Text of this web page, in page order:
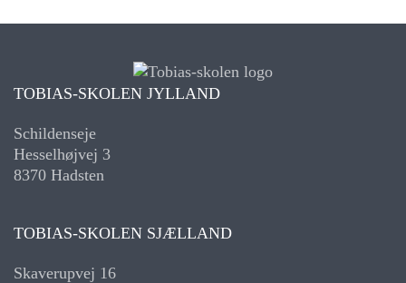
TOBIAS-SKOLEN JYLLAND
Schildenseje
Hesselhøjvej 3
8370 Hadsten
TOBIAS-SKOLEN SJÆLLAND
Skaverupvej 16